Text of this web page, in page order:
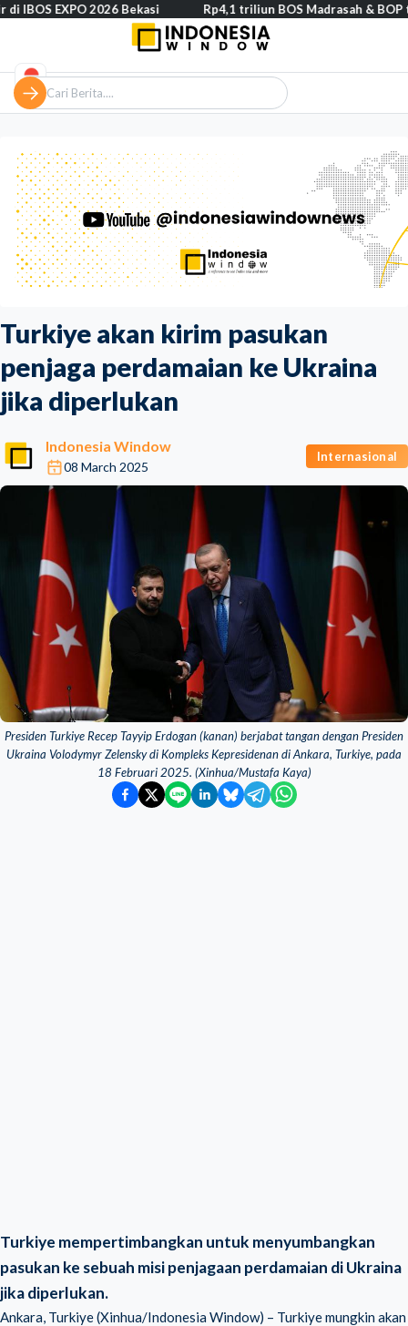
Turkiye akan kirim pasukan
penjaga perdamaian ke Ukraina
jika diperlukan
Indonesia Window
08 March 2025
Internasional
Presiden Turkiye Recep Tayyip Erdogan (kanan) berjabat tangan dengan Presiden
Ukraina Volodymyr Zelensky di Kompleks Kepresidenan di Ankara, Turkiye, pada
18 Februari 2025. (Xinhua/Mustafa Kaya)
Turkiye mempertimbangkan untuk menyumbangkan
pasukan ke sebuah misi penjagaan perdamaian di Ukraina
jika diperlukan.
Ankara, Turkiye (Xinhua/Indonesia Window) – Turkiye mungkin akan
2026 Bekasi Rp4,1 triliun BOS Madrasah & BOP tahap II